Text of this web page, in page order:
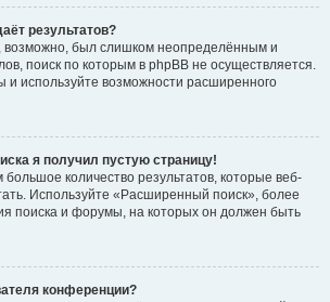
результатов?
возможно, был слишком неопределённым и
поиск по которым в phpBB не осуществляется.
и используйте возможности расширенного
я получил пустую страницу!
количество результатов, которые веб-
Используйте «Расширенный поиск», более
поиска и форумы, на которых он должен быть
конференции?